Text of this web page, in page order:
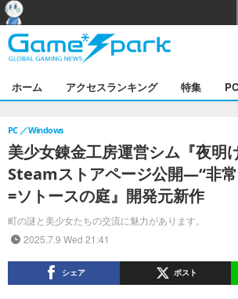
ホーム アクセスランキング 特集
美少女錬金工房運営シム『夜明
Steamストアページ公開―“非
=ソトースの庭』開発元新作
町の謎と美少女たちの交流に魅力があります。
PC Windows
2025.7.9 Wed 21:41
シェア ポスト